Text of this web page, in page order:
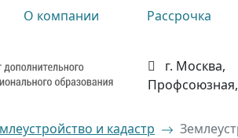
О компании Рассрочка
г. Москва,
и кадастр